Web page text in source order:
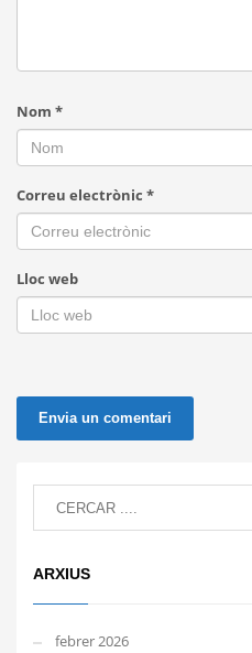
Nom *
Correu electrònic *
Lloc web
ARXIUS
febrer 2026